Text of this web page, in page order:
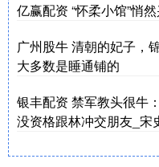
亿赢配资 “怀柔小馆”悄
广州股牛 清朝的妃子，
大多数是睡通铺的
银丰配资 禁军教头很牛
没资格跟林冲交朋友_宋